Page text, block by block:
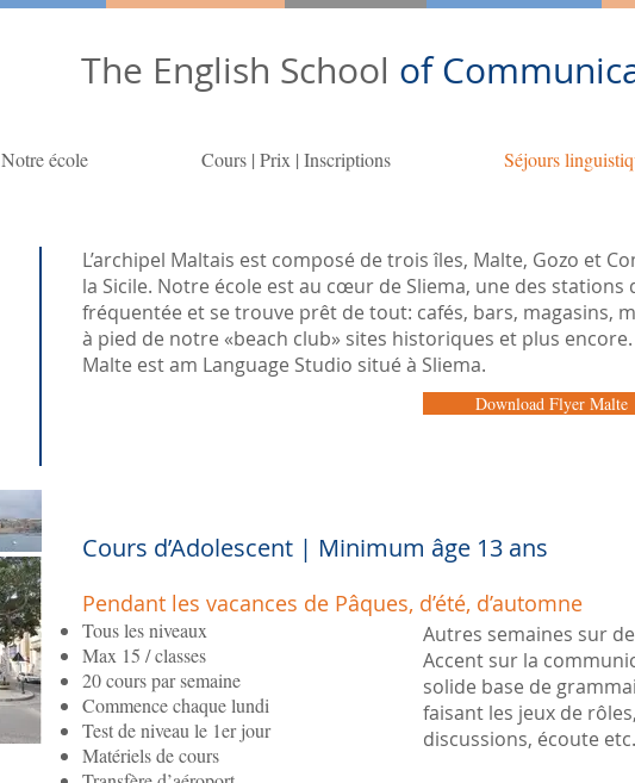
The English School of
Notre école Cours | Prix | Inscriptions Séjours
L’archipel Maltais est composé de trois îles, Malte, Gozo et
la Sicile. Notre école est au cœur de Sliema, une des stations
fréquentée et se trouve prêt de tout: cafés, bars, magasins,
à pied de notre «beach club» sites historiques et plus
Malte est am Language Studio situé à Sliema.
Download Flyer Malte
Cours d’Adolescent | Minimum âge 13 ans
Pendant les vacances de Pâques, d’été, d’automne
Tous les niveaux
Max 15 / classes
20 cours par semaine
Commence chaque lundi
Test de niveau le 1er jour
Matériels de cours
Autres semaines sur
Accent sur la
solide base de
faisant les jeux de
discussions, écoute etc.